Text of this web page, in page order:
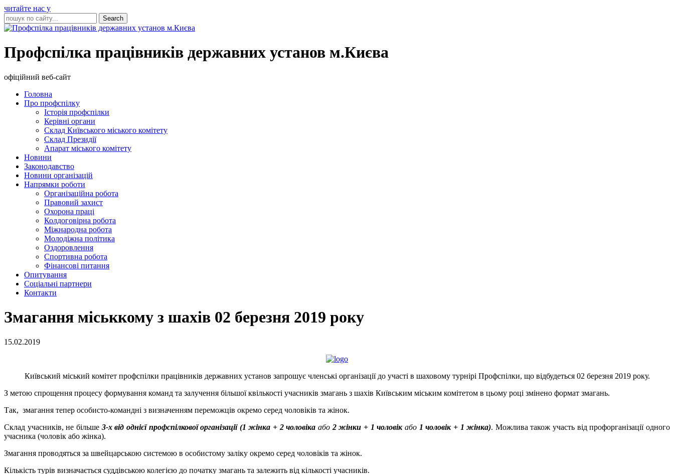
читайте нас у
Профспілка працівників державних установ м.Києва
офіційний веб-сайт
Головна
Про профспілку
Історія профспілки
Керівні органи
Склад Київського міського комітету
Склад Президії
Апарат міського комітету
Новини
Законодавство
Новини організацій
Напрямки роботи
Організаційна робота
Правовий захист
Охорона праці
Колдоговірна робота
Міжнародна робота
Молодіжна політика
Оздоровлення
Спортивна робота
Фінансові питання
Опитування
Соціальні партнери
Контакти
Змагання міськкому з шахів 02 березня 2019 року
15.02.2019
Київський міський комітет профспілки працівників державних установ запрошує членські організації до участі в шаховому турнірі Профспілки, що відбудеться 02 березня 2019 року.
З метою спрощення процесу формування команд та залучення більшої квількості учасників змагань з шахів Київським міським комітетом в цьому році змінено формат змагань.
Так, змагання тепер особисто-командні з визначенням переможців окремо серед чоловіків та жінок.
Склад учасників, не більше 3-х від однієї профспілкової організації (1 жінка + 2 чоловікаабо 2 жінки + 1 чоловік або 1 чоловік + 1 жінка). Можлива також участь від профорганізації одного
учасника (чоловік або жінка).
Змагання проводяться за швейцарською системою в особистому заліку окремо серед чоловіків та жінок.
Кількість турів визначається суддівською колегією до початку змагань та залежить від кількості учасників.